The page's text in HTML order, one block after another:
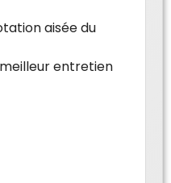
aisée du
entretien